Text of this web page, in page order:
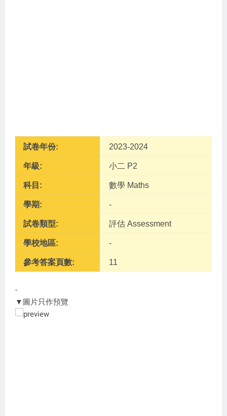
試卷年份: 2023-2024
年級: 小二 P2
科目: 數學 Maths
學期: -
試卷類型: 評估 Assessment
學校地區: -
參考答案頁數: 11
-
▼圖片只作預覽